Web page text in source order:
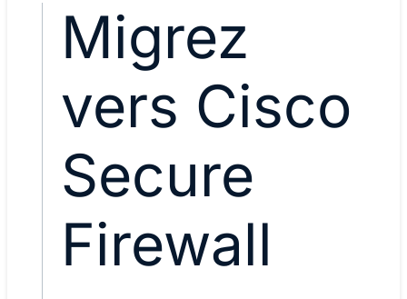
Migrez
vers Cisco
Secure
Firewall